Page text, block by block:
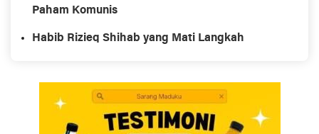
Paham Komunis
Habib Rizieq Shihab yang Mati Langkah